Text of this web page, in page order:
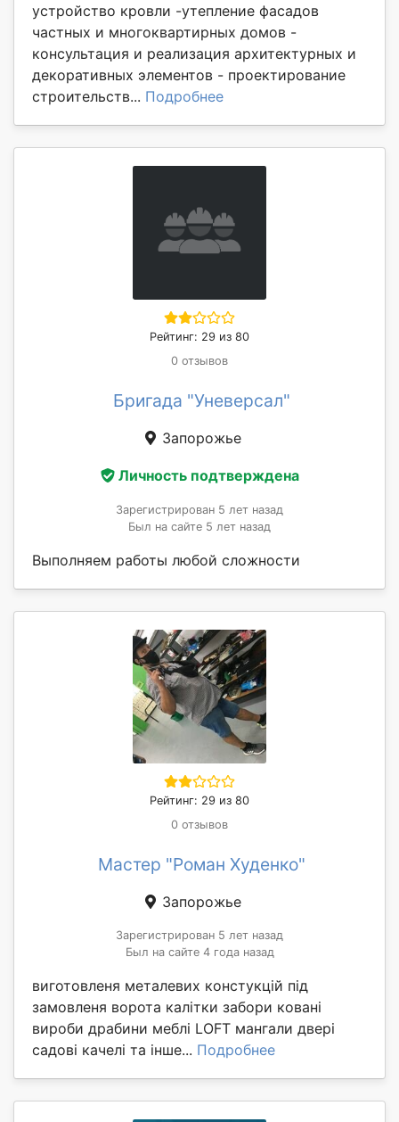
устройство кровли -утепление фасадов
частных и многоквартирных домов -
консультация и реализация архитектурных и
декоративных элементов - проектирование
строительств... Подробнее
Рейтинг: 29 из 80
0 отзывов
Бригада "Уневерсал"
Запорожье
Личность подтверждена
Зарегистрирован 5 лет назад
Был на сайте 5 лет назад
Выполняем работы любой сложности
Рейтинг: 29 из 80
0 отзывов
Мастер "Роман Худенко"
Запорожье
Зарегистрирован 5 лет назад
Был на сайте 4 года назад
виготовленя металевих констукцій під
замовленя ворота калітки забори ковані
вироби драбини меблі LOFT мангали двері
садові качелі та інше... Подробнее